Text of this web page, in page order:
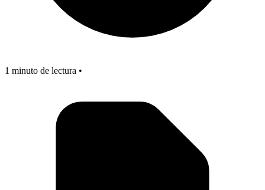
1 minuto de lectura •